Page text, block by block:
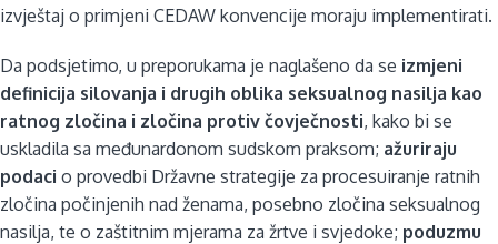
izvještaj o primjeni CEDAW konvencije moraju implementirati.
Da podsjetimo, u preporukama je naglašeno da se izmjeni
definicija silovanja i drugih oblika seksualnog nasilja kao
ratnog zločina i zločina protiv čovječnosti, kako bi se
uskladila sa međunardonom sudskom praksom; ažuriraju
podaci o provedbi Državne strategije za procesuiranje ratnih
zločina počinjenih nad ženama, posebno zločina seksualnog
nasilja, te o zaštitnim mjerama za žrtve i svjedoke; poduzmu